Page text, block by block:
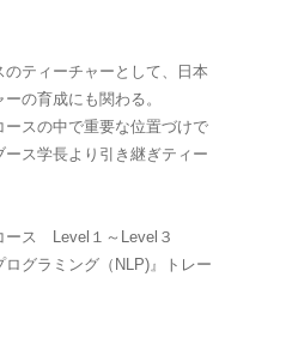
ティーチャーとして、日本
の育成にも関わる。
スの中で重要な位置づけで
ス学長より引き継ぎティー
ース Level１～Level３
グラミング（NLP)』トレー